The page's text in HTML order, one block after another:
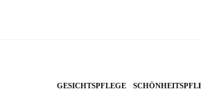
GESICHTSPFLEGE